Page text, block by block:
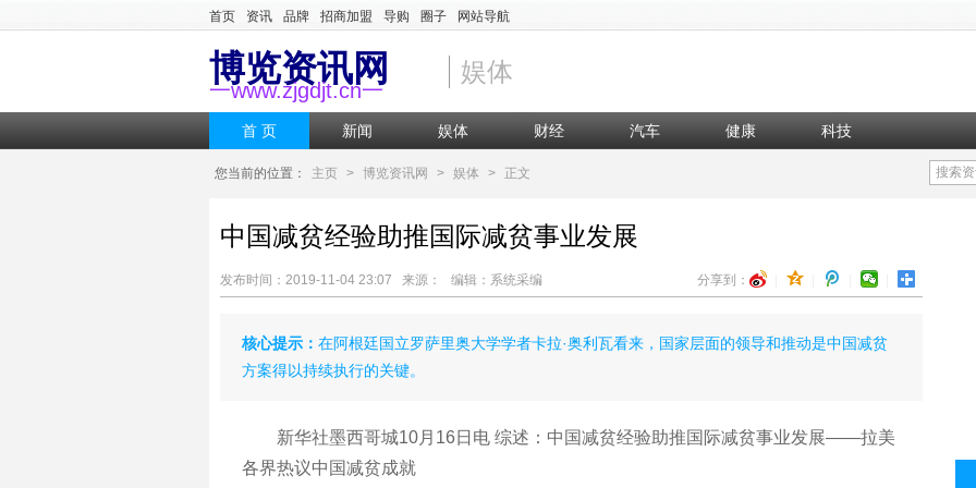
首页 资讯 品牌 招商加盟 导购 圈子 网站导航
博览资讯网
一www.zjgdjt.cn一
娱体
首 页 新闻 娱体 财经 汽车 健康 科技
您当前的位置： 主页 > 博览资讯网 > 娱体 > 正文 搜索
中国减贫经验助推国际减贫事业发展
分享到：
发布时间：2019-11-04 23:07 来源： 编辑：系统采编
核心提示： 在阿根廷国立罗萨里奥大学学者卡拉·奥利瓦看来，国家层面的领导和推动是中国减贫
方案得以持续执行的关键。
新华社墨西哥城10月16日电 综述：中国减贫经验助推国际减贫事业发展——拉美
各界热议中国减贫成就